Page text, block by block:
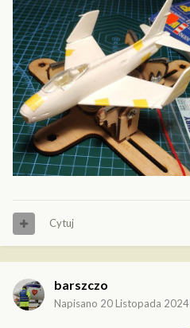
Cytuj
barszczo
Napisano 20 Listopada 2024